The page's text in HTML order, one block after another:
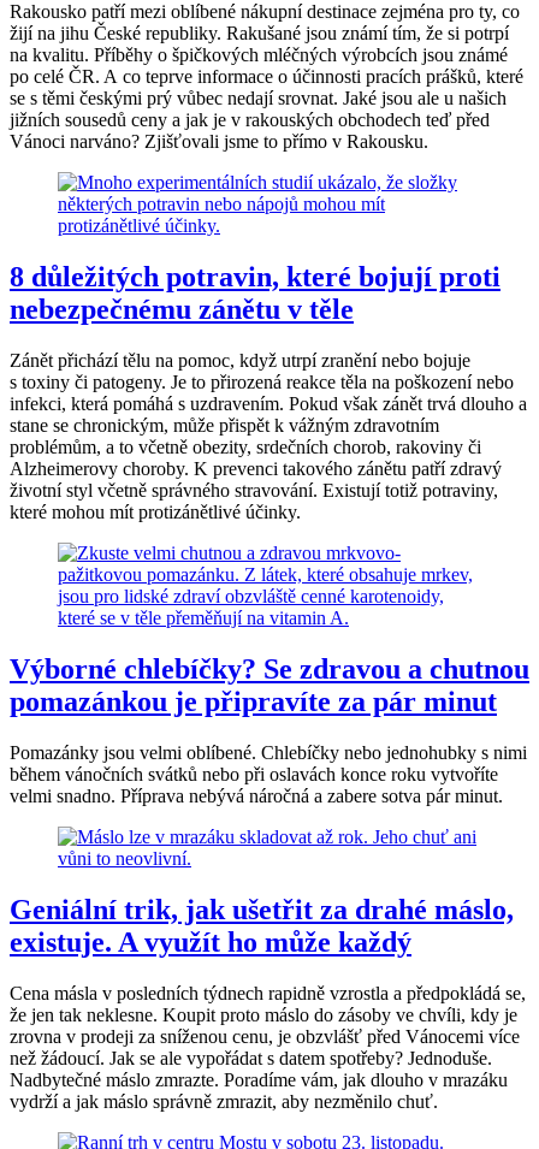
Rakousko patří mezi oblíbené nákupní destinace zejména pro ty, co
žijí na jihu České republiky. Rakušané jsou známí tím, že si potrpí
na kvalitu. Příběhy o špičkových mléčných výrobcích jsou známé
po celé ČR. A co teprve informace o účinnosti pracích prášků, které
se s těmi českými prý vůbec nedají srovnat. Jaké jsou ale u našich
jižních sousedů ceny a jak je v rakouských obchodech teď před
Vánoci narváno? Zjišťovali jsme to přímo v Rakousku.
8 důležitých potravin, které bojují proti
nebezpečnému zánětu v těle
Zánět přichází tělu na pomoc, když utrpí zranění nebo bojuje
s toxiny či patogeny. Je to přirozená reakce těla na poškození nebo
infekci, která pomáhá s uzdravením. Pokud však zánět trvá dlouho a
stane se chronickým, může přispět k vážným zdravotním
problémům, a to včetně obezity, srdečních chorob, rakoviny či
Alzheimerovy choroby. K prevenci takového zánětu patří zdravý
životní styl včetně správného stravování. Existují totiž potraviny,
které mohou mít protizánětlivé účinky.
Výborné chlebíčky? Se zdravou a chutnou
pomazánkou je připravíte za pár minut
Pomazánky jsou velmi oblíbené. Chlebíčky nebo jednohubky s nimi
během vánočních svátků nebo při oslavách konce roku vytvoříte
velmi snadno. Příprava nebývá náročná a zabere sotva pár minut.
Geniální trik, jak ušetřit za drahé máslo,
existuje. A využít ho může každý
Cena másla v posledních týdnech rapidně vzrostla a předpokládá se,
že jen tak neklesne. Koupit proto máslo do zásoby ve chvíli, kdy je
zrovna v prodeji za sníženou cenu, je obzvlášť před Vánocemi více
než žádoucí. Jak se ale vypořádat s datem spotřeby? Jednoduše.
Nadbytečné máslo zmrazte. Poradíme vám, jak dlouho v mrazáku
vydrží a jak máslo správně zmrazit, aby nezměnilo chuť.